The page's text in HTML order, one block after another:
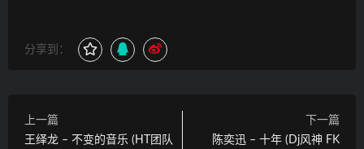
分享到：
上一篇
王绎龙 – 不变的音乐 (HT团队
下一篇
陈奕迅 – 十年 (Dj风神 FK